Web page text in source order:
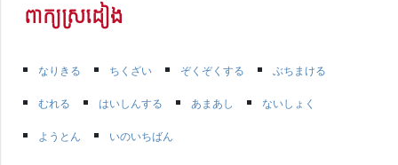
ពាក្យស្រដៀង
なりきる ちくざい ぞくぞくする
ぶちまける
むれる
はいしんする あまあし
ないしょく
ようとん
いのいちばん